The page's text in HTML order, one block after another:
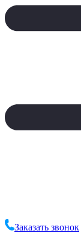
Заказать звонок